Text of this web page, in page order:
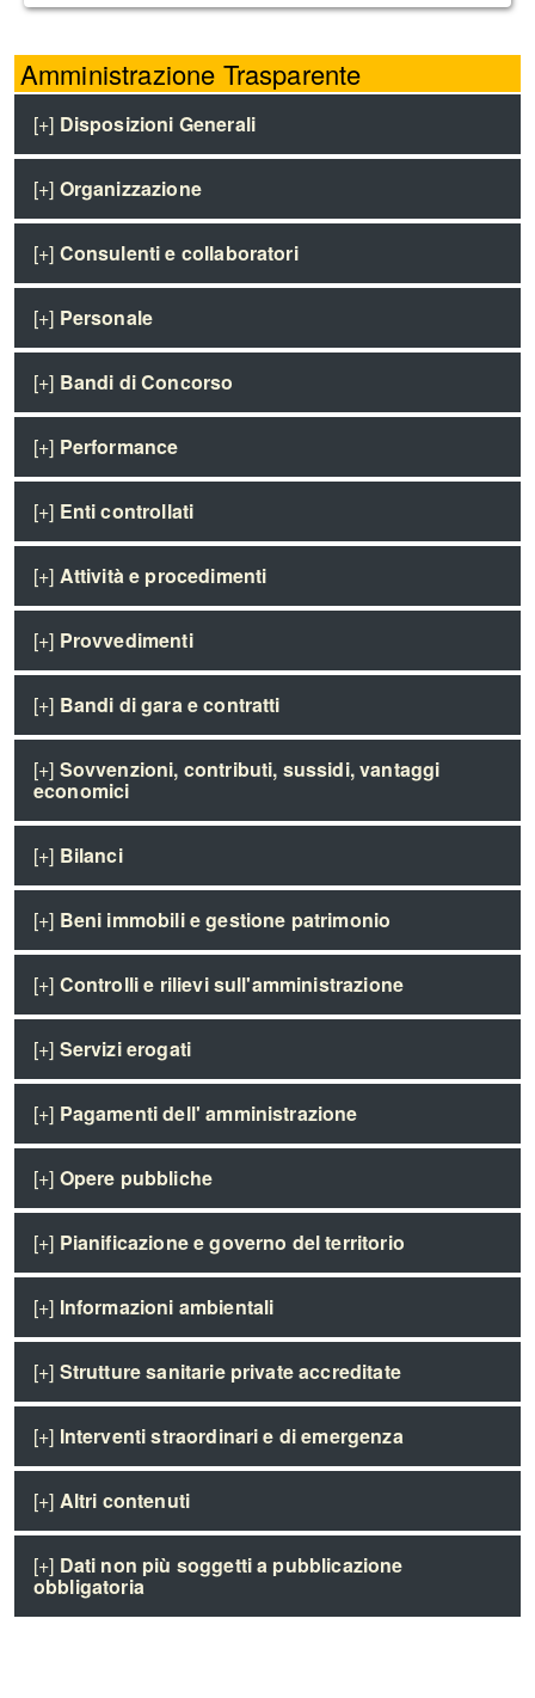
Amministrazione Trasparente
[+] Disposizioni Generali
[+] Organizzazione
[+] Consulenti e collaboratori
[+] Personale
[+] Bandi di Concorso
[+] Performance
[+] Enti controllati
[+] Attività e procedimenti
[+] Provvedimenti
[+] Bandi di gara e contratti
[+] Sovvenzioni, contributi, sussidi, vantaggi
economici
[+] Bilanci
[+] Beni immobili e gestione patrimonio
[+] Controlli e rilievi sull'amministrazione
[+] Servizi erogati
[+] Pagamenti dell' amministrazione
[+] Opere pubbliche
[+] Pianificazione e governo del territorio
[+] Informazioni ambientali
[+] Strutture sanitarie private accreditate
[+] Interventi straordinari e di emergenza
[+] Altri contenuti
[+] Dati non più soggetti a pubblicazione
obbligatoria